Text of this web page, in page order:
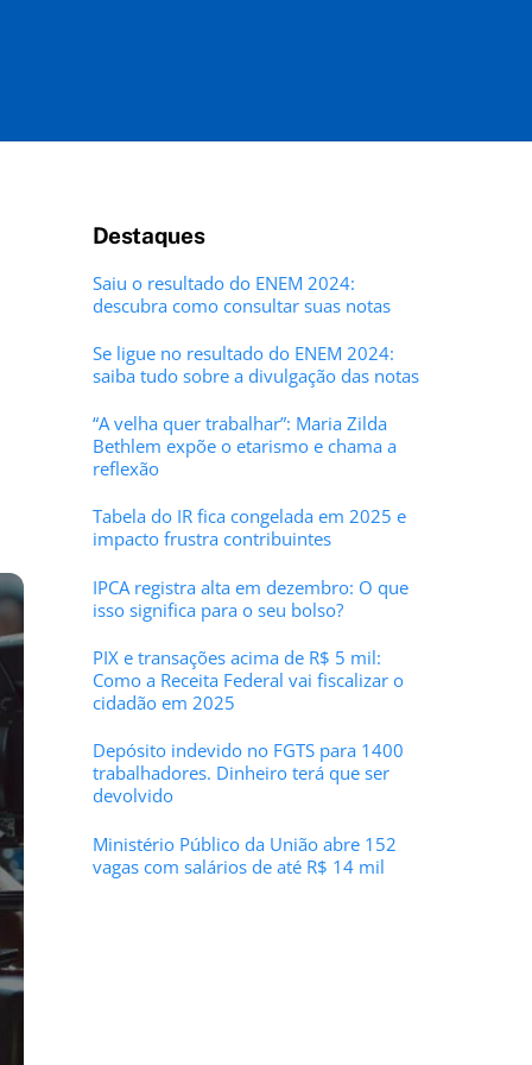
Destaques
Saiu o resultado do ENEM 2024:
descubra como consultar suas notas
Se ligue no resultado do ENEM 2024:
saiba tudo sobre a divulgação das notas
“A velha quer trabalhar”: Maria Zilda
Bethlem expõe o etarismo e chama a
reflexão
Tabela do IR fica congelada em 2025 e
impacto frustra contribuintes
IPCA registra alta em dezembro: O que
isso significa para o seu bolso?
PIX e transações acima de R$ 5 mil:
Como a Receita Federal vai fiscalizar o
cidadão em 2025
Depósito indevido no FGTS para 1400
trabalhadores. Dinheiro terá que ser
devolvido
Ministério Público da União abre 152
vagas com salários de até R$ 14 mil